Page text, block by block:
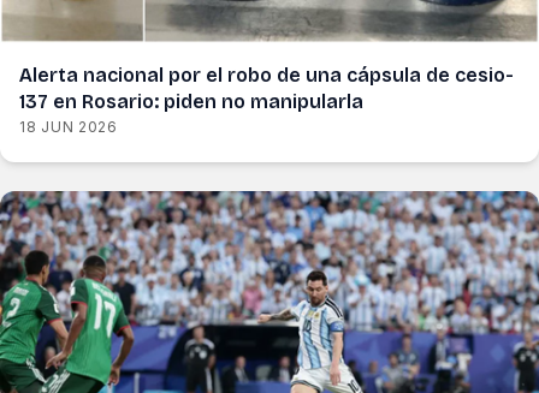
Alerta nacional por el robo de una cápsula de cesio-
137 en Rosario: piden no manipularla
18 JUN 2026